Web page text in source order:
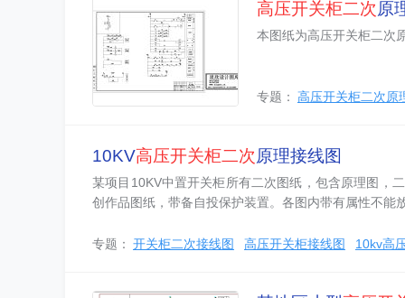
高压开关柜二次原
本图纸为高压开关柜二次
专题： 高压开关柜二次原
10KV高压开关柜二次原理接线图
某项目10KV中置开关柜所有二次图纸，包含原理图，
创作品图纸，带备自投保护装置。各图内带有属性不能
专题： 开关柜二次接线图 高压开关柜接线图 10kv高